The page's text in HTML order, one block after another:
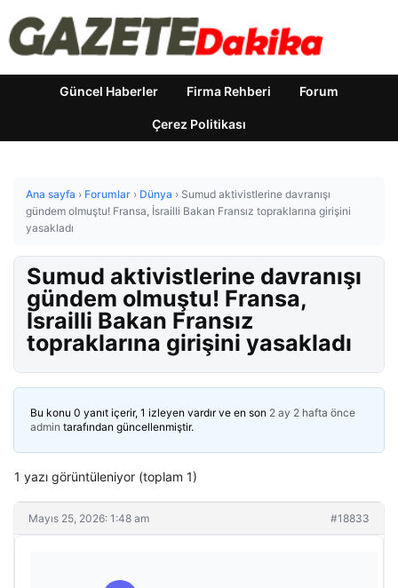
Güncel Haberler Firma Rehberi Forum
Çerez Politikası
Ana sayfa › Forumlar › Dünya › Sumud aktivistlerine davranışı
gündem olmuştu! Fransa, İsrailli Bakan Fransız topraklarına girişini
yasakladı
Sumud aktivistlerine davranışı
gündem olmuştu! Fransa,
İsrailli Bakan Fransız
topraklarına girişini yasakladı
Bu konu 0 yanıt içerir, 1 izleyen vardır ve en son 2 ay 2 hafta önce
admin tarafından güncellenmiştir.
1 yazı görüntüleniyor (toplam 1)
Mayıs 25, 2026: 1:48 am #18833